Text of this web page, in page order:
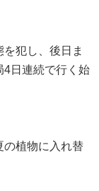
犯し、後日ま
4日連続で行く始
の植物に入れ替